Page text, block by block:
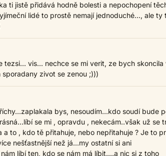
ti jistě přidává hodně bolesti a nepochopení
lidé to prostě nemají jednoduché..., ale ty
tezsi... vis... nechce se mi verit, ze bych skoncila
zivot se zenou ;)))
bys, nesoudím...kdo soudí bude
se mi , opravdu , nekecám..však už se
a to , kdo tě přitahuje, nebo nepřitahuje ? Je to
nešťastnější než já...my ostatní si ani
líbí ten, kdo se nám má líbit....a nic si z toho